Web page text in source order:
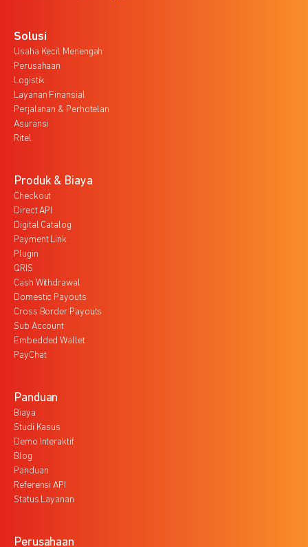
Solusi
Usaha Kecil Menengah
Perusahaan
Logistik
Layanan Finansial
Perjalanan & Perhotelan
Asuransi
Ritel
Produk & Biaya
Checkout
Direct API
Digital Catalog
Payment Link
Plugin
QRIS
Cash Withdrawal
Domestic Payouts
Cross Border Payouts
Sub Account
Embedded Wallet
PayChat
Panduan
Biaya
Studi Kasus
Demo Interaktif
Blog
Panduan
Referensi API
Status Layanan
Perusahaan